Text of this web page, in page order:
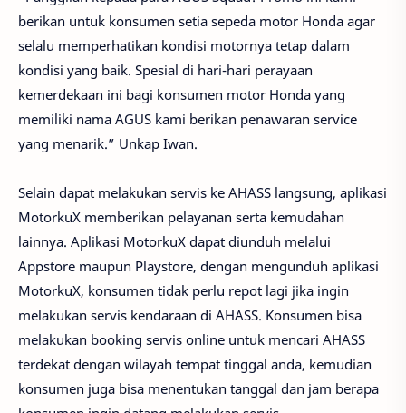
berikan untuk konsumen setia sepeda motor Honda agar
selalu memperhatikan kondisi motornya tetap dalam
kondisi yang baik. Spesial di hari-hari perayaan
kemerdekaan ini bagi konsumen motor Honda yang
memiliki nama AGUS kami berikan penawaran service
yang menarik.” Unkap Iwan.
Selain dapat melakukan servis ke AHASS langsung, aplikasi
MotorkuX memberikan pelayanan serta kemudahan
lainnya. Aplikasi MotorkuX dapat diunduh melalui
Appstore maupun Playstore, dengan mengunduh aplikasi
MotorkuX, konsumen tidak perlu repot lagi jika ingin
melakukan servis kendaraan di AHASS. Konsumen bisa
melakukan booking servis online untuk mencari AHASS
terdekat dengan wilayah tempat tinggal anda, kemudian
konsumen juga bisa menentukan tanggal dan jam berapa